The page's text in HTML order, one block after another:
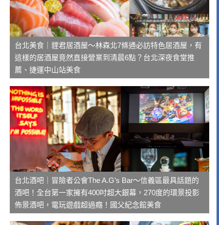
台北美食｜貍君居酒屋～林森北7條通必訪特色居酒屋，有
這樣的居酒屋竟然直接營業到清晨6點？台北深夜食堂推
薦、捷運中山站美食
台北酒吧｜冒險者公會The A.G’s Bar～信義區最具話題的
酒吧！全台第一家擁有400吋超大銀幕，270度的環景投影
佈景酒吧，電玩遊戲超過癮！國父紀念館美食